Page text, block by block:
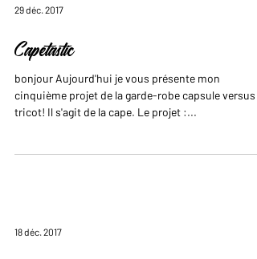
29 déc. 2017
Capetastic
bonjour Aujourd'hui je vous présente mon
cinquième projet de la garde-robe capsule versus
tricot! Il s'agit de la cape. Le projet :...
18 déc. 2017